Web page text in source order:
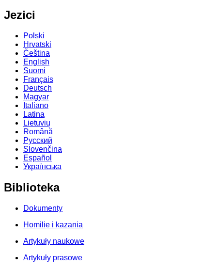
Jezici
Polski
Hrvatski
Čeština
English
Suomi
Français
Deutsch
Magyar
Italiano
Latina
Lietuvių
Română
Русский
Slovenčina
Español
Українська
Biblioteka
Dokumenty
Homilie i kazania
Artykuły naukowe
Artykuły prasowe